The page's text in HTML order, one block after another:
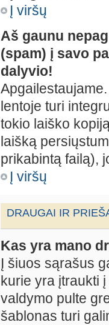
Į viršų
Aš gaunu
(spam) į savo
dalyvio!
lentoje turi
tokio laiško
laišką
prikabintą failą),
Į viršų
DRAUGAI IR
Kas yra mano
Į šiuos sąrašus
kurie yra įtraukti
valdymo pulte
šablonas turi